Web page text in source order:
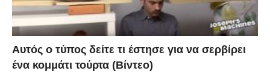
Αυτός ο τύπος δείτε τι έστησε για να σερβίρει
ένα κομμάτι τούρτα (Βίντεο)